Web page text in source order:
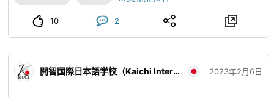
包括參道的金剛力士像！ 在為了收藏文化財而建造的設施
師堂」，也被指定為國家指定重要文化財。 ■伊勢原塔之山
綠地公園 公園和市民綠地加起來約有13公頃，廣闊的園區內
10 2
開智国際日本語学校（Kaichi International School of Japanese） 2023年2月6日